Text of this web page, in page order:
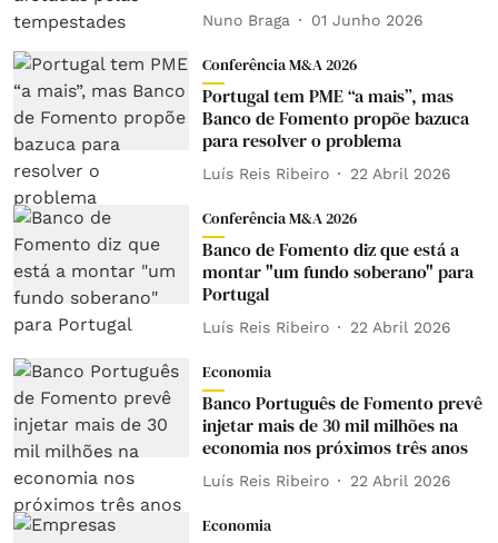
Nuno Braga 01 Junho 2026
Conferência M&A 2026
Portugal tem PME “a mais”, mas
Banco de Fomento propõe bazuca
para resolver o problema
Luís Reis Ribeiro 22 Abril 2026
Conferência M&A 2026
Banco de Fomento diz que está a
montar "um fundo soberano" para
Portugal
Luís Reis Ribeiro 22 Abril 2026
Economia
Banco Português de Fomento prevê
injetar mais de 30 mil milhões na
economia nos próximos três anos
Luís Reis Ribeiro 22 Abril 2026
Economia